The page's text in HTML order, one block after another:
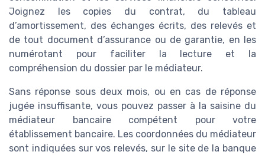
Joignez les copies du contrat, du tableau
d’amortissement, des échanges écrits, des relevés et
de tout document d’assurance ou de garantie, en les
numérotant pour faciliter la lecture et la
compréhension du dossier par le médiateur.
Sans réponse sous deux mois, ou en cas de réponse
jugée insuffisante, vous pouvez passer à la saisine du
médiateur bancaire compétent pour votre
établissement bancaire. Les coordonnées du médiateur
sont indiquées sur vos relevés, sur le site de la banque